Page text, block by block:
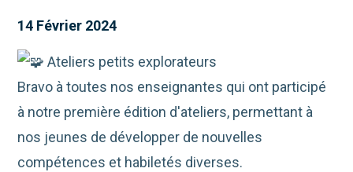
14 Février 2024
Ateliers petits explorateurs
Bravo à toutes nos enseignantes qui ont participé
à notre première édition d'ateliers, permettant à
nos jeunes de développer de nouvelles
compétences et habiletés diverses.